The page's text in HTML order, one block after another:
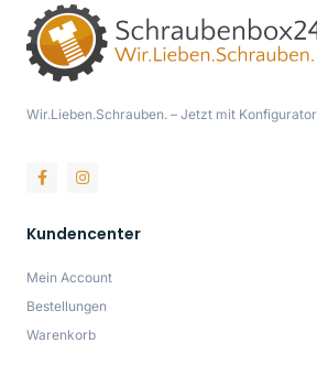
Wir.Lieben.Schrauben. – Jetzt mit Konfigurator
Kundencenter
Mein Account
Bestellungen
Warenkorb